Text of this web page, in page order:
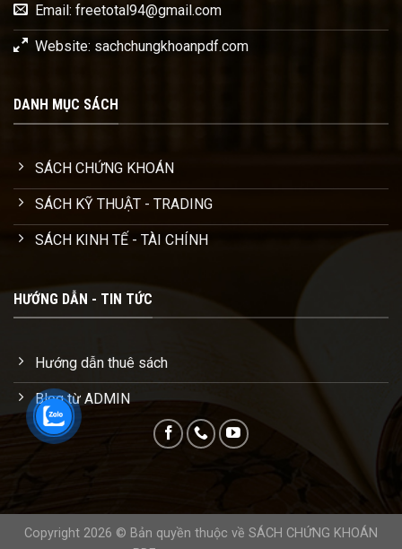
Email: freetotal94@gmail.com
Website: sachchungkhoanpdf.com
DANH MỤC SÁCH
SÁCH CHỨNG KHOÁN
SÁCH KỸ THUẬT - TRADING
SÁCH KINH TẾ - TÀI CHÍNH
HƯỚNG DẪN - TIN TỨC
Hướng dẫn thuê sách
Blog từ ADMIN
Copyright 2026 © Bản quyền thuộc về SÁCH CHỨNG KHOÁN